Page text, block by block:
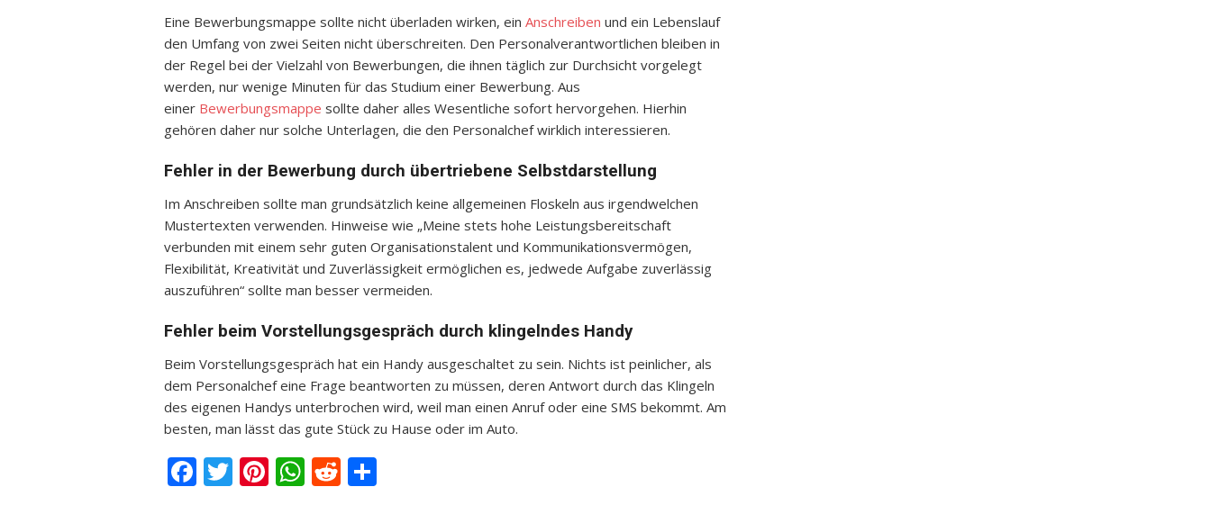
Eine Bewerbungsmappe sollte nicht überladen wirken, ein Anschreiben und ein Lebenslauf
den Umfang von zwei Seiten nicht überschreiten. Den Personalverantwortlichen bleiben in
der Regel bei der Vielzahl von Bewerbungen, die ihnen täglich zur Durchsicht vorgelegt
werden, nur wenige Minuten für das Studium einer Bewerbung. Aus
einer Bewerbungsmappe sollte daher alles Wesentliche sofort hervorgehen. Hierhin
gehören daher nur solche Unterlagen, die den Personalchef wirklich interessieren.
Fehler in der Bewerbung durch übertriebene Selbstdarstellung
Im Anschreiben sollte man grundsätzlich keine allgemeinen Floskeln aus irgendwelchen
Mustertexten verwenden. Hinweise wie „Meine stets hohe Leistungsbereitschaft
verbunden mit einem sehr guten Organisationstalent und Kommunikationsvermögen,
Flexibilität, Kreativität und Zuverlässigkeit ermöglichen es, jedwede Aufgabe zuverlässig
auszuführen“ sollte man besser vermeiden.
Fehler beim Vorstellungsgespräch durch klingelndes Handy
Beim Vorstellungsgespräch hat ein Handy ausgeschaltet zu sein. Nichts ist peinlicher, als
dem Personalchef eine Frage beantworten zu müssen, deren Antwort durch das Klingeln
des eigenen Handys unterbrochen wird, weil man einen Anruf oder eine SMS bekommt. Am
besten, man lässt das gute Stück zu Hause oder im Auto.
Facebook
Twitter
Pinterest
WhatsApp
Reddit